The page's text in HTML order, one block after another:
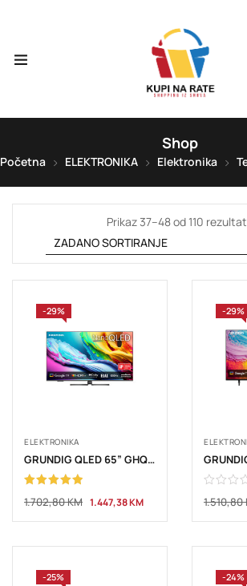
Shop
Početna ELEKTRONIKA Elektronika
Prikaz 37–48 od 110
-29%
ELEKTRONIKA
GRUNDIG QLED 65” GHQ 8990 Google TV
5.00od 5
1.702,80KM 1.447,38KM
-29%
1.510,80
-25% -24%